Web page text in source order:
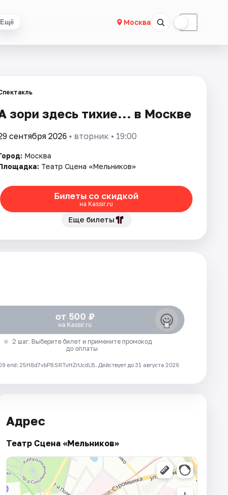
Ещё Москва ☾
зори здесь тихие... в Москве
сентября 2026 • вторник • 19:00
Москва
Театр Сцена «Мельников»
Билеты со скидкой
на Kassir.ru
Еще билеты
от 500 ₽
на Kassir.ru
2 шаг. Выберите билет и примените промокод
до оплаты
25H8d7vbP8SRTvHZrUcdLB. Действует до 31 августа 2026
Адрес
Театр Сцена «Мельников»